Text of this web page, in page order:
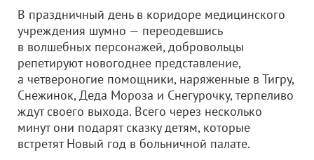
В праздничный день в коридоре медицинского
учреждения шумно — переодевшись
в волшебных персонажей, добровольцы
репетируют новогоднее представление,
а четвероногие помощники, наряженные в Тигру,
Снежинок, Деда Мороза и Снегурочку, терпеливо
ждут своего выхода. Всего через несколько
минут они подарят сказку детям, которые
встретят Новый год в больничной палате.